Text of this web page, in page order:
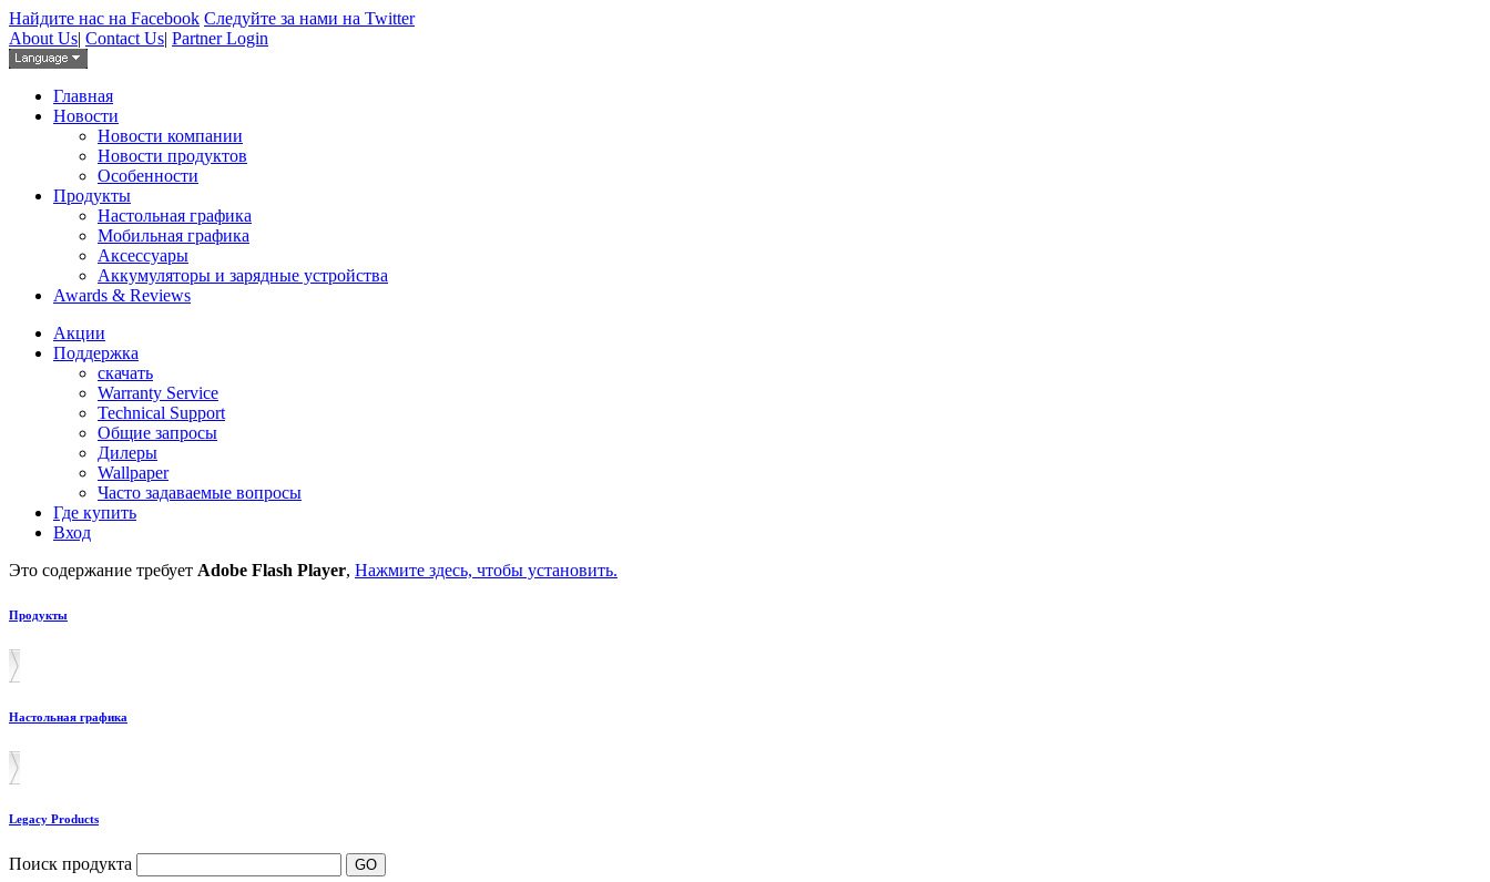
Найдите нас на Facebook Следуйте за нами на Twitter
About Us| Contact Us| Partner Login
Главная
Новости
Новости компании
Новости продуктов
Особенности
Продукты
Настольная графика
Мобильная графика
Аксессуары
Аккумуляторы и зарядные устройства
Awards & Reviews
Акции
Поддержка
скачать
Warranty Service
Technical Support
Общие запросы
Дилеры
Wallpaper
Часто задаваемые вопросы
Где купить
Вход
Это содержание требует Adobe Flash Player, Нажмите здесь, чтобы установить.
Продукты
Настольная графика
Legacy Products
Поиск продукта